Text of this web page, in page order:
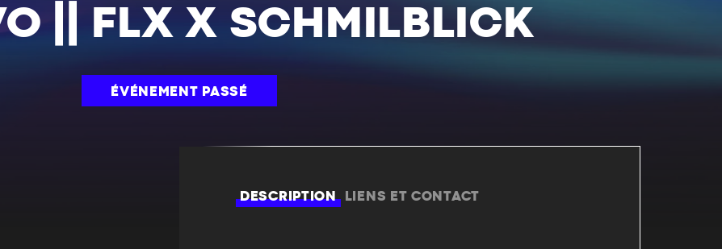
|| FLX X SCHMILBLICK
ÉVÉNEMENT PASSÉ
DESCRIPTION LIENS ET CONTACT